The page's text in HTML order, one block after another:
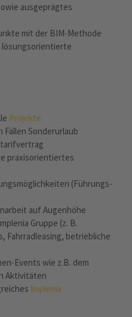
ausgeprägtes
mit der BIM-Methode
Projekte
Fällen Sonderurlaub
praxisorientiertes
(Führungs-
auf Augenhöhe
Gruppe (z. B.
Fahrradleasing, betriebliche
Events wie z.B. dem
Aktivitäten
Implenia